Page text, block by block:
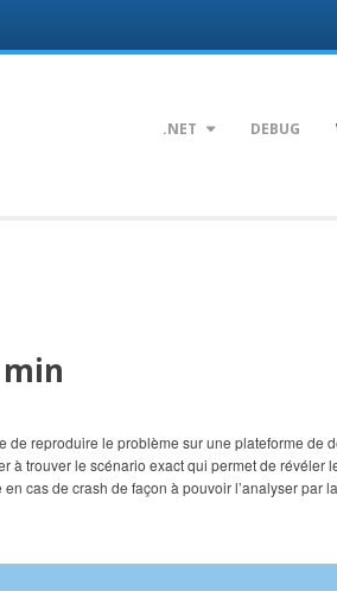
.NET DEBUG
de reproduire le problème sur une plateforme de
à trouver le scénario exact qui permet de révéler
cas de crash de façon à pouvoir l’analyser par